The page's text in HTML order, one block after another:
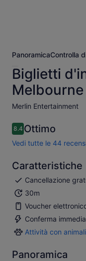
PanoramicaControlla
Biglietti
Merlin Entertainment ​
8.48.4 su 10
Ottimo
Vedi tutte le 44
Caratteristiche
Cancellazione
30m
Voucher
Conferma
Attività con animali
Attività
animali
Panoramica